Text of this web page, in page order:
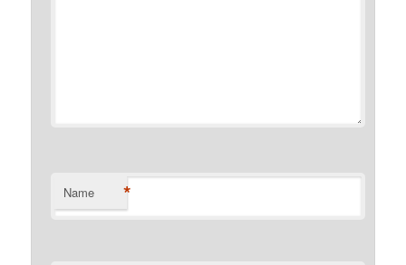
Name *